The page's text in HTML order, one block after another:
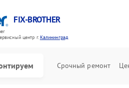
FIX-BROTHER
центр г.Калининград
Срочный ремонт